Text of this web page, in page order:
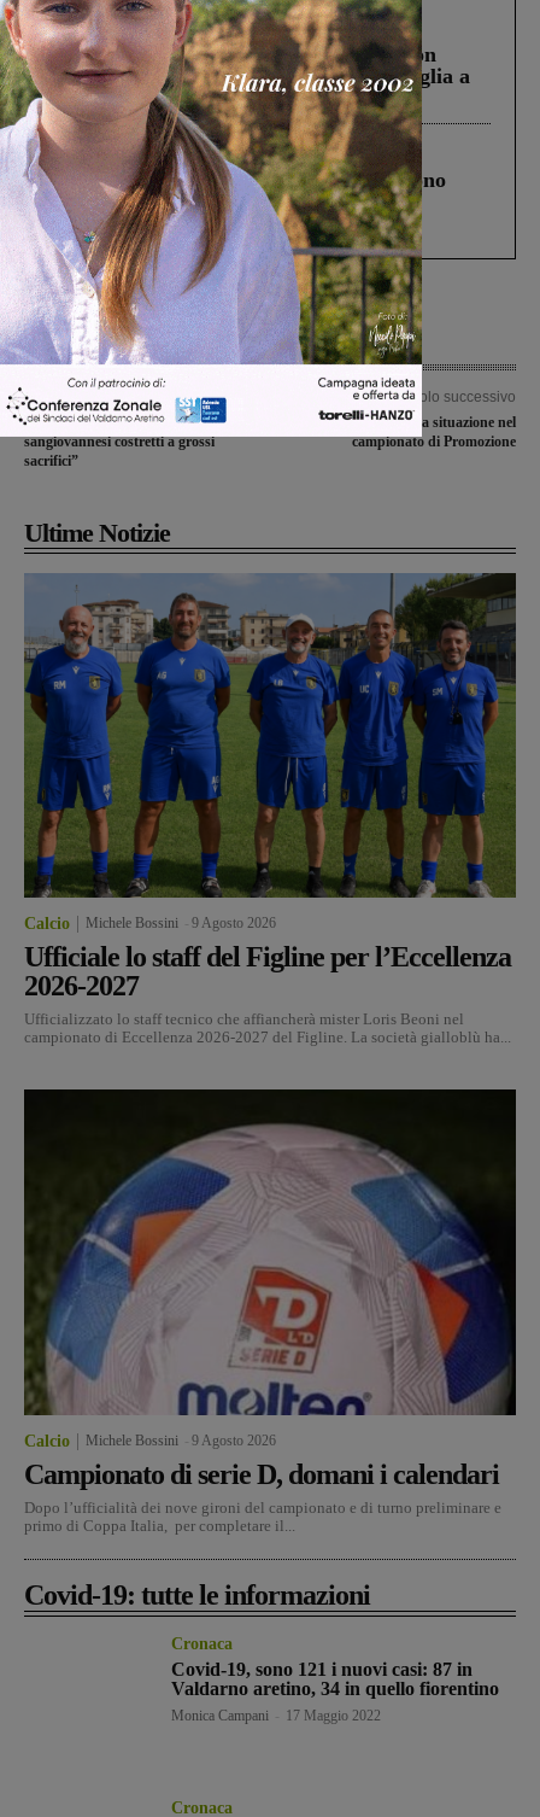
Cronaca 3 Agosto 2026
Scomparso da una struttura di Castiglion
Fiorentino l’uomo che aveva ucciso la figlia a
Levane nel 2020
Cronaca 4 Agosto 2026
Un anno fa la strage in A1 in cui morirono
Gianni, Giulia e Franco. Lo schianto, il
processo, lo stop ai sorpassi fra tir....
Articolo precedente
Covid-19, M5S: “Vicini ai
sangiovannesi costretti a grossi
sacrifici”
Articolo successivo
Il punto della situazione nel
campionato di Promozione
Ultime Notizie
Calcio Michele Bossini 9 Agosto 2026
Ufficiale lo staff del Figline per l’Eccellenza
2026-2027
Ufficializzato lo staff tecnico che affiancherà mister Loris Beoni nel
campionato di Eccellenza 2026-2027 del Figline. La società gialloblù ha...
Calcio Michele Bossini 9 Agosto 2026
Campionato di serie D, domani i calendari
Dopo l’ufficialità dei nove gironi del campionato e di turno preliminare e
primo di Coppa Italia, per completare il...
Covid-19: tutte le informazioni
Cronaca
Covid-19, sono 121 i nuovi casi: 87 in
Valdarno aretino, 34 in quello fiorentino
Monica Campani 17 Maggio 2022
Cronaca